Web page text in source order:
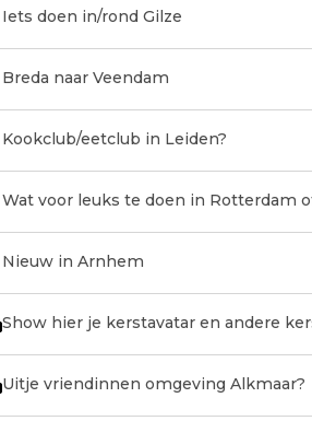
Iets doen in/rond Gilze
Breda naar Veendam
Kookclub/eetclub in Leiden?
Wat voor leuks te doen in Rotterdam
Nieuw in Arnhem
Show hier je kerstavatar en andere
Uitje vriendinnen omgeving Alkmaar?